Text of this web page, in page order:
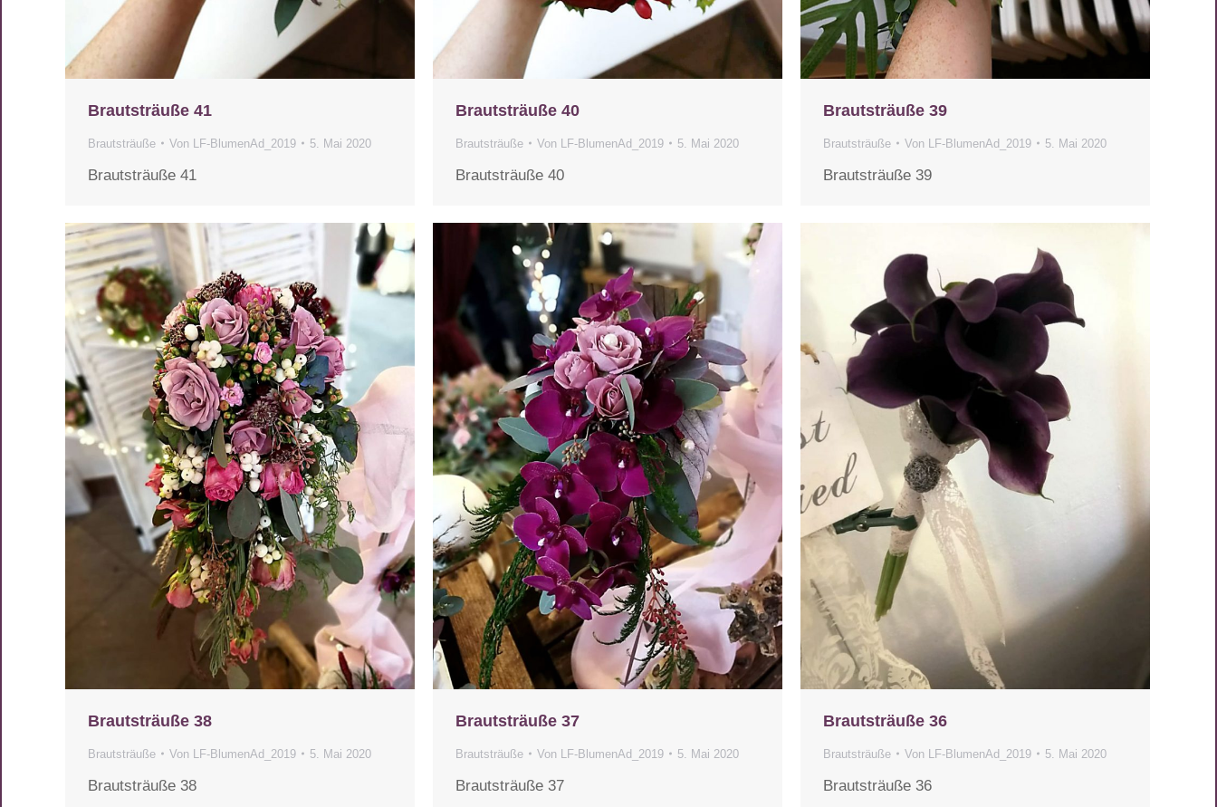
Brautsträuße 41
Brautsträuße Von LF-BlumenAd_2019 5. Mai 2020
Brautsträuße 41
Brautsträuße 40
Brautsträuße Von LF-BlumenAd_2019 5. Mai 2020
Brautsträuße 40
Brautsträuße 39
Brautsträuße Von LF-BlumenAd_2019 5. Mai 2020
Brautsträuße 39
Brautsträuße 38
Brautsträuße Von LF-BlumenAd_2019 5. Mai 2020
Brautsträuße 38
Brautsträuße 37
Brautsträuße Von LF-BlumenAd_2019 5. Mai 2020
Brautsträuße 37
Brautsträuße 36
Brautsträuße Von LF-BlumenAd_2019 5. Mai 2020
Brautsträuße 36